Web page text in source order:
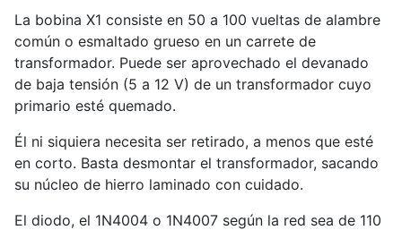
La bobina X1 consiste en 50 a 100 vueltas de alambre
común o esmaltado grueso en un carrete de
transformador. Puede ser aprovechado el devanado
de baja tensión (5 a 12 V) de un transformador cuyo
primario esté quemado.
Él ni siquiera necesita ser retirado, a menos que esté
en corto. Basta desmontar el transformador, sacando
su núcleo de hierro laminado con cuidado.
El diodo, el 1N4004 o 1N4007 según la red sea de 110